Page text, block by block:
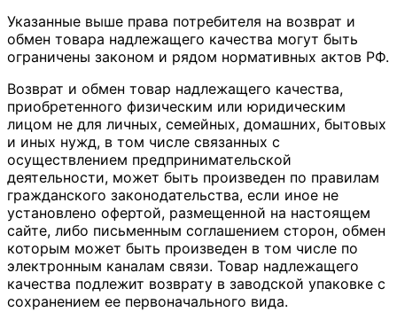
Указанные выше права потребителя на возврат и
обмен товара надлежащего качества могут быть
ограничены законом и рядом нормативных актов РФ.
Возврат и обмен товар надлежащего качества,
приобретенного физическим или юридическим
лицом не для личных, семейных, домашних, бытовых
и иных нужд, в том числе связанных с
осуществлением предпринимательской
деятельности, может быть произведен по правилам
гражданского законодательства, если иное не
установлено офертой, размещенной на настоящем
сайте, либо письменным соглашением сторон, обмен
которым может быть произведен в том числе по
электронным каналам связи. Товар надлежащего
качества подлежит возврату в заводской упаковке с
сохранением ее первоначального вида.